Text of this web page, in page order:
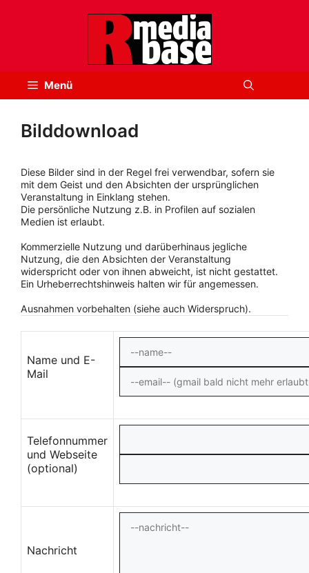
Menü
Bilddownload
Diese Bilder sind in der Regel frei verwendbar, sofern sie
mit dem Geist und den Absichten der ursprünglichen
Veranstaltung in Einklang stehen.
Die persönliche Nutzung z.B. in Profilen auf sozialen
Medien ist erlaubt.
Kommerzielle Nutzung und darüberhinaus jegliche
Nutzung, die den Absichten der Veranstaltung
widerspricht oder von ihnen abweicht, ist nicht gestattet.
Ein Urheberrechtshinweis halten wir für angemessen.
Ausnahmen vorbehalten (siehe auch Widerspruch).
Name und E-
Mail
Telefonnummer
und Webseite
(optional)
Nachricht